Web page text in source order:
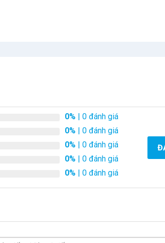
0% | 0 đánh giá
0% | 0 đánh giá
0% | 0 đánh giá
0% | 0 đánh giá
0% | 0 đánh giá